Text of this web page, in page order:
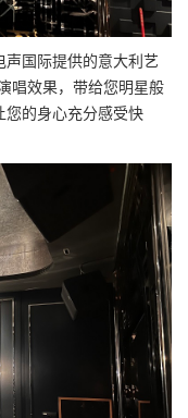
国际提供的意大利艺
唱效果，带给您明星般
您的身心充分感受快